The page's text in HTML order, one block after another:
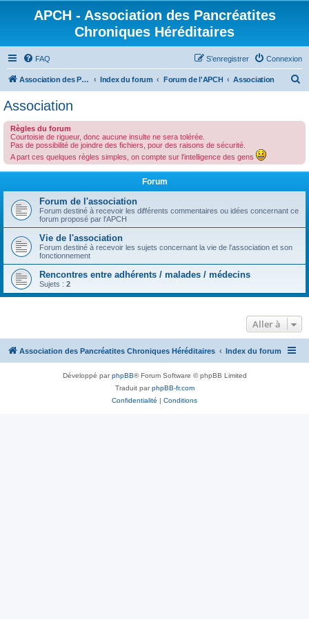
APCH - Association des Pancréatites
Chroniques Héréditaires
FAQ Connexion
S’enregistrer
Association des Pancréatites Chroniques Héréditaires Index du forum Forum de l'APCH Association
r
h
r
Association
Règles du forum
Courtoisie de rigueur, donc aucune insulte ne sera tolérée.
Pas de possibilité de joindre des fichiers, pour des raisons de sécurité.
A part ces quelques règles simples, on compte sur l'intelligence des gens
Forum
Forum de l'association
Forum destiné à recevoir les différents commentaires ou idées concernant ce
forum proposé par l'APCH
Vie de l'association
Forum destiné à recevoir les sujets concernant la vie de l'association et son
fonctionnement
Rencontres entre adhérents / malades / médecins
Sujets : 2
Aller à
Association des Pancréatites Chroniques Héréditaires Index du forum
Développé parphpBB® Forum Software © phpBB Limited
Traduit parphpBB-fr.com
Confidentialité | Conditions